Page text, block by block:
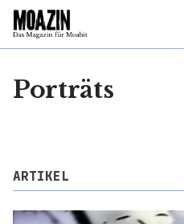
EINLOGGEN
ABONNIEREN
Porträts
ARTIKEL